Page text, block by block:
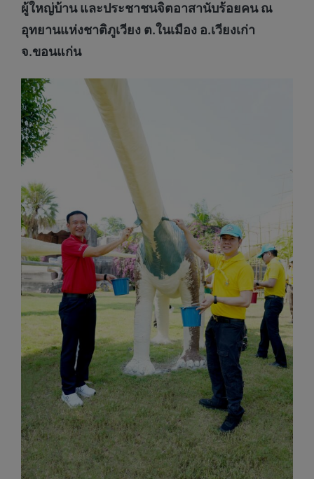
ผู้ใหญ่บ้าน และประชาชนจิตอาสานับร้อยคน ณ
อุทยานแห่งชาติภูเวียง ต.ในเมือง อ.เวียงเก่า
จ.ขอนแก่น